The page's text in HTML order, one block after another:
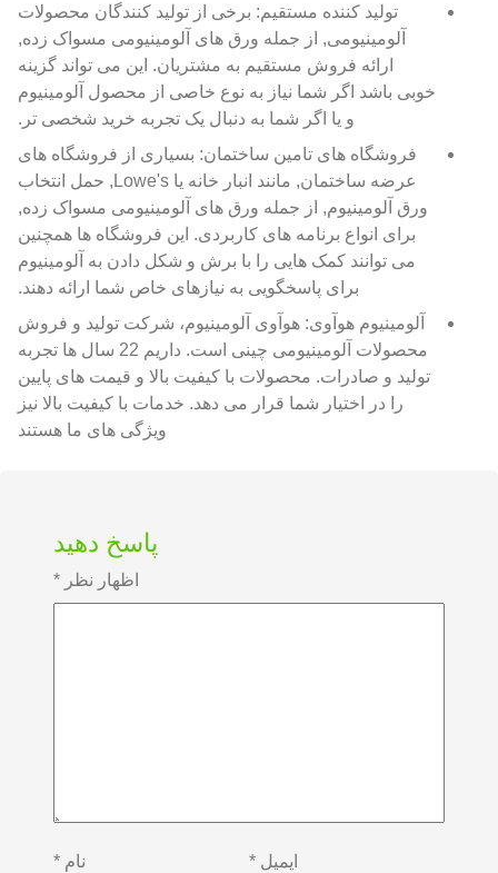
تولید کننده مستقیم: برخی از تولید کنندگان محصولات
آلومینیومی, از جمله ورق های آلومینیومی مسواک زده,
ارائه فروش مستقیم به مشتریان. این می تواند گزینه
خوبی باشد اگر شما نیاز به نوع خاصی از محصول آلومینیوم
و یا اگر شما به دنبال یک تجربه خرید شخصی تر.
فروشگاه های تامین ساختمان: بسیاری از فروشگاه های
عرضه ساختمان, مانند انبار خانه یا Lowe's, حمل انتخاب
ورق آلومینیوم, از جمله ورق های آلومینیومی مسواک زده,
برای انواع برنامه های کاربردی. این فروشگاه ها همچنین
می توانند کمک هایی را با برش و شکل دادن به آلومینیوم
برای پاسخگویی به نیازهای خاص شما ارائه دهند.
آلومینیوم هوآوی: هوآوی آلومینیوم، شرکت تولید و فروش
محصولات آلومینیومی چینی است. داریم 22 سال ها تجربه
تولید و صادرات. محصولات با کیفیت بالا و قیمت های پایین
را در اختیار شما قرار می دهد. خدمات با کیفیت بالا نیز
ویژگی های ما هستند
پاسخ دهید
اظهار نظر *
نام * ایمیل*